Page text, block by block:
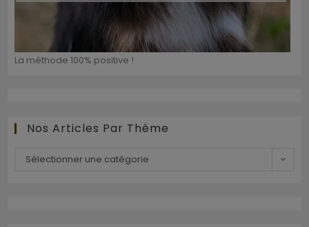
La méthode 100% positive !
Nos Articles Par Thème
Sélectionner une catégorie